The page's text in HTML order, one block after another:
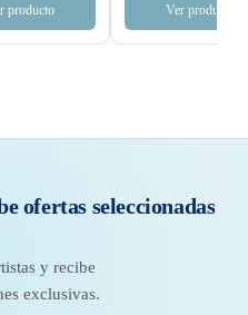
producto Ver producto
ofertas seleccionadas
y recibe
exclusivas.